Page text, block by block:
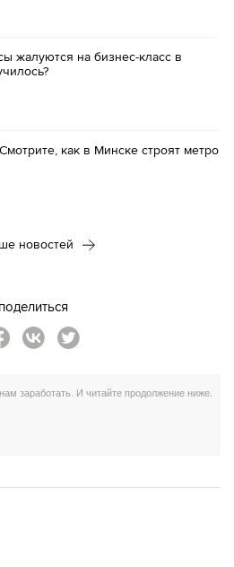
жалуются на бизнес-класс в
как в Минске строят метро
новостей
поделиться